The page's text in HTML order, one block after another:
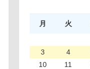
月 火
3
4
10
11